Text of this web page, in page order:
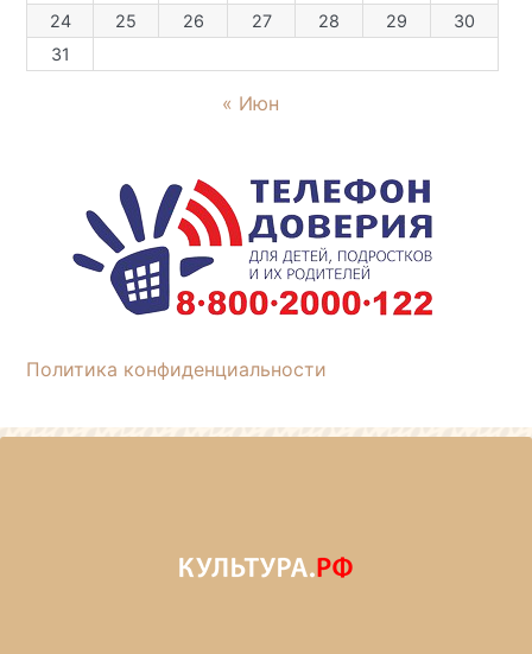
24
25 26 27 28 29
30
31
« Июн
Политика конфиденциальности